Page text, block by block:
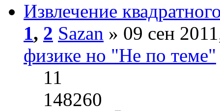
Извлечение
1, 2 Sazan » 09 сен
физике но "Не по теме"
11
148260